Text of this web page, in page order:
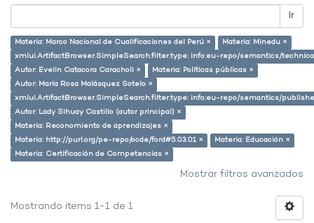
Ir
Materia: Marco Nacional de Cualificaciones del Perú ×
Materia: Minedu ×
xmlui.ArtifactBrowser.SimpleSearch.filter.type: info:eu-repo/semantics/
Autor: Evelin Catacora Caracholi ×
Materia: Políticas públicas ×
Autor: María Rosa Malásquez Sotelo ×
xmlui.ArtifactBrowser.SimpleSearch.filter.type: info:eu-repo/semantics/
Autor: Lady Sihuay Castillo (autor principal) ×
Materia: Reconomiento de aprendizajes ×
Materia: http://purl.org/pe-repo/ocde/ford#5.03.01 ×
Materia: Educación ×
Materia: Certificación de Competencias ×
Mostrar filtros avanzados
Mostrando ítems 1-1 de 1